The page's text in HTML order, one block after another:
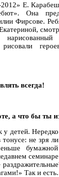
Е.
Она
Фирсове.
нарисованный
всегда!
а что бы ты
у детей.
не зря
семинаре
Так и есть.